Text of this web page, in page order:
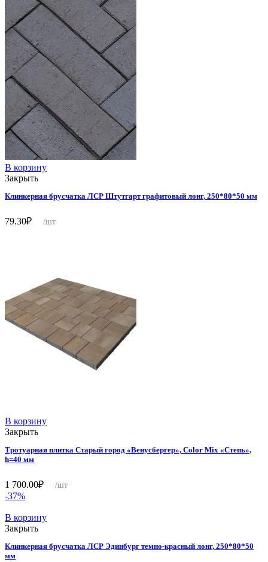
В корзину
Закрыть
Клинкерная брусчатка ЛСР Штутгарт графитовый лонг, 250*80*50 мм
79.30₽ /шт
В корзину
Закрыть
Тротуарная плитка Старый город «Венусбергер», Color Mix «Степь»,
h=40 мм
1 700.00₽ /шт
-37%
В корзину
Закрыть
Клинкерная брусчатка ЛСР Эдинбург темно-красный лонг, 250*80*50
мм